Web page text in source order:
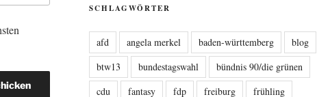
SCHLAGWÖRTER
afd angela merkel baden-württemberg
blog
btw13
bundestagswahl
bündnis 90/die grünen
cdu
fantasy fdp freiburg
frühling